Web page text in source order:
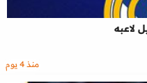
منذ 4 يوم